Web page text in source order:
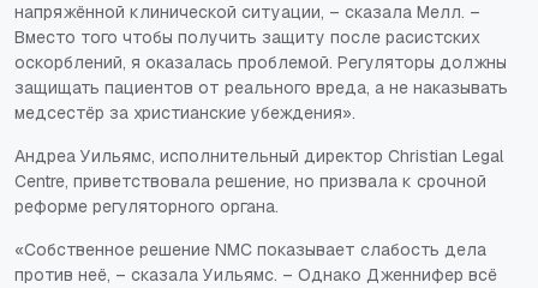
напряжённой клинической ситуации, – сказала Мелл. –
Вместо того чтобы получить защиту после расистских
оскорблений, я оказалась проблемой. Регуляторы должны
защищать пациентов от реального вреда, а не наказывать
медсестёр за христианские убеждения».
Андреа Уильямс, исполнительный директор Christian Legal
Centre, приветствовала решение, но призвала к срочной
реформе регуляторного органа.
«Собственное решение NMC показывает слабость дела
против неё, – сказала Уильямс. – Однако Дженнифер всё